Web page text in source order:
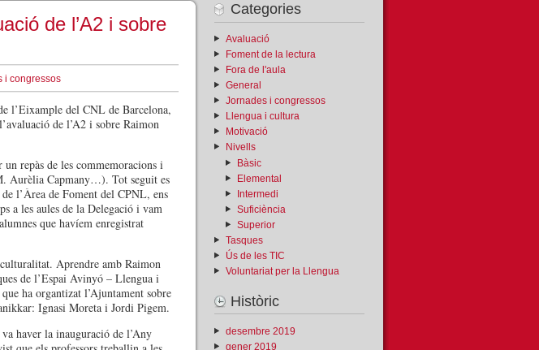
de l’A2 i sobre
i congressos
l’Eixample del CNL de Barcelona,
de l’A2 i sobre Raimon
repàs de les commemoracions i
Aurèlia Capmany…). Tot seguit es
l’Àrea de Foment del CPNL, ens
a les aules de la Delegació i vam
que havíem enregistrat
Aprendre amb Raimon
de l’Espai Avinyó – Llengua i
ha organtizat l’Ajuntament sobre
Ignasi Moreta i Jordi Pigem.
haver la inauguració de l’Any
Categories
Avaluació
Foment de la lectura
Fora de l'aula
General
Jornades i congressos
Llengua i cultura
Motivació
Nivells
Bàsic
Elemental
Intermedi
Suficiència
Superior
Tasques
Ús de les TIC
Voluntariat per la Llengua
Històric
desembre 2019
gener 2019